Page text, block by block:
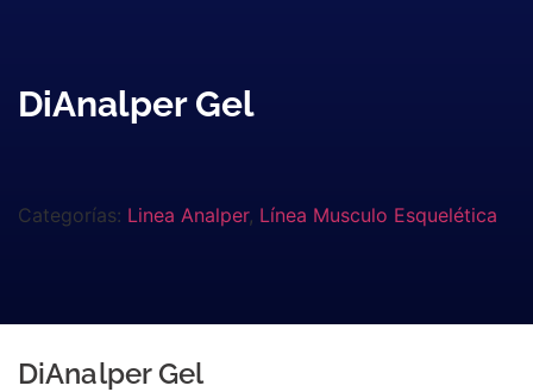
DiAnalper Gel
Categorías: Linea Analper, Línea Musculo Esquelética
DiAnalper Gel